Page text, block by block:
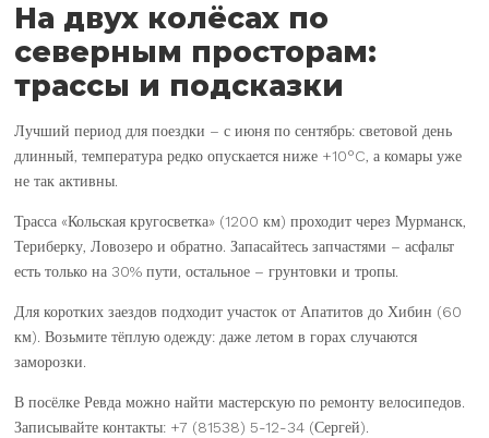
На двух колёсах по
северным просторам:
трассы и подсказки
Лучший период для поездки – с июня по сентябрь: световой день
длинный, температура редко опускается ниже +10°C, а комары уже
не так активны.
Трасса «Кольская кругосветка» (1200 км) проходит через Мурманск,
Териберку, Ловозеро и обратно. Запасайтесь запчастями – асфальт
есть только на 30% пути, остальное – грунтовки и тропы.
Для коротких заездов подходит участок от Апатитов до Хибин (60
км). Возьмите тёплую одежду: даже летом в горах случаются
заморозки.
В посёлке Ревда можно найти мастерскую по ремонту велосипедов.
Записывайте контакты: +7 (81538) 5-12-34 (Сергей).